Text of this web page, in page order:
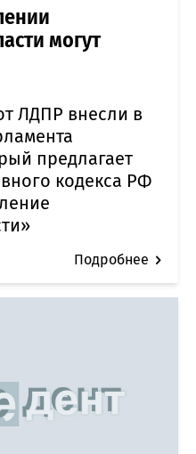
могут
ЛДПР внесли в
предлагает
кодекса РФ
Подробнее